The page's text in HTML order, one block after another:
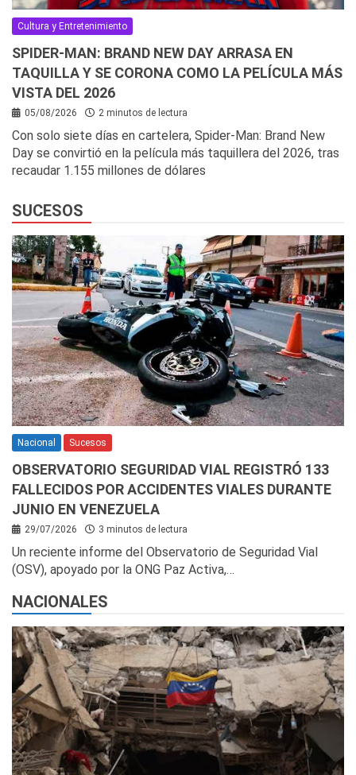
Cultura y Entretenimiento
SPIDER-MAN: BRAND NEW DAY ARRASA EN
TAQUILLA Y SE CORONA COMO LA PELÍCULA MÁS
VISTA DEL 2026
05/08/2026 2 minutos de lectura
Con solo siete días en cartelera, Spider-Man: Brand New
Day se convirtió en la película más taquillera del 2026, tras
recaudar 1.155 millones de dólares
SUCESOS
Nacional Sucesos
OBSERVATORIO SEGURIDAD VIAL REGISTRÓ 133
FALLECIDOS POR ACCIDENTES VIALES DURANTE
JUNIO EN VENEZUELA
29/07/2026 3 minutos de lectura
Un reciente informe del Observatorio de Seguridad Vial
(OSV), apoyado por la ONG Paz Activa,…
NACIONALES